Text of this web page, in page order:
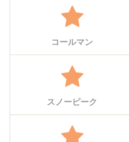
コールマン
スノーピーク